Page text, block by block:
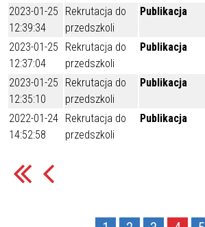
2023-01-25
12:39:34
Rekrutacja do
przedszkoli
Publikacja
2023-01-25
12:37:04
Rekrutacja do
przedszkoli
Publikacja
2023-01-25
12:35:10
Rekrutacja do
przedszkoli
Publikacja
2022-01-24
14:52:58
Rekrutacja do
przedszkoli
Publikacja